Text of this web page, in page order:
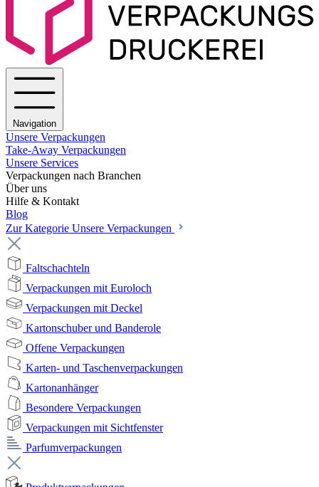
Navigation
Unsere Verpackungen
Take-Away Verpackungen
Unsere Services
Verpackungen nach Branchen
Über uns
Hilfe & Kontakt
Blog
Zur Kategorie Unsere Verpackungen
Faltschachteln
Verpackungen mit Euroloch
Verpackungen mit Deckel
Kartonschuber und Banderole
Offene Verpackungen
Karten- und Taschenverpackungen
Kartonanhänger
Besondere Verpackungen
Verpackungen mit Sichtfenster
Parfumverpackungen